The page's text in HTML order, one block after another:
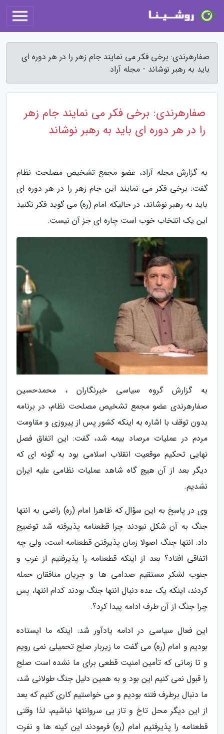
صفارهرندی: برخی فکر می نمایند جام زهر را در هر دوره ای
باید به رهبر نوشاند - مجله آراد
صفارهرندی: برخی فکر می نمایند جام زهر
را در هر دوره ای باید به رهبر نوشاند
به گزارش مجله آراد، عضو مجمع تشخیص مصلحت نظام
گفت: برخی فکر می نمایند این جام زهر را در هر دوره ای
باید به رهبر نوشاند، در حالیکه امام (ره) می گوید فکر نکنید
این یک انتخاب خوب است چاره ای جز آن نیست.
به گزارش گروه سیاسی خبرنگاران ، محمدحسین
صفارهرندی عضو مجمع تشخیص مصلحت نظام، در برنامه
بدون توقف با اشاره به اینکه کشور پس از پیروزی و مقاومت
مردم در عملیات مرصاد بیمه شد، گفت: این اتفاق فصل
نهایی تحکیم موقعیت انقلاب اسلامی بود به گونه ای که
دیگر بعد از آن هیچ گاه شاهد عملیات نظامی علیه ایران
نشدیم.
وی در پاسخ به این سؤال که ظاهرا امام (ره) راضی به انتها
جنگ به آن شکل نبودند چرا قطعنامه پذیرفته شد توضیح
داد: انتها جنگ اصولا زمان پذیرفتن قطعنامه است، ولی چه
اتفاقی افتاد؟ بعد از اینکه قطعنامه را پذیرفتیم از غرب و
جنوب لشکر مستقیم صدامی ها و جریان منافقان حمله
کردند، اینکه یک عده دنبال انتها جنگ بودند کدام انتها، پس
چرا جنگ از آن طرف ادامه پیدا کرد؟.
این فعال سیاسی در ادامه یادآور شد: اینکه ما ایستاده
بودیم و امام (ره) می گفت ما زیربار صلح تحمیلی نمی رویم
و تا زمانی که تأمین امنیت قطعی برای ما نشده است صلح
را قبول نمی کنیم این بود و به همین دلیل جنگ طولانی شد،
ما دنبال برطرف فتنه بودیم و می خواستیم کاری کنیم که بعد
از این دیگر محل تاخ و تاز بی سروانتها نباشیم، لذا وقتی
قطعنامه را پذیرفتیم امام (ره) فرمودند این کینه ها و نفرت